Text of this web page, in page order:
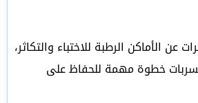
الأماكن الرطبة للاختباء والتكاثر،
خطوة مهمة للحفاظ على